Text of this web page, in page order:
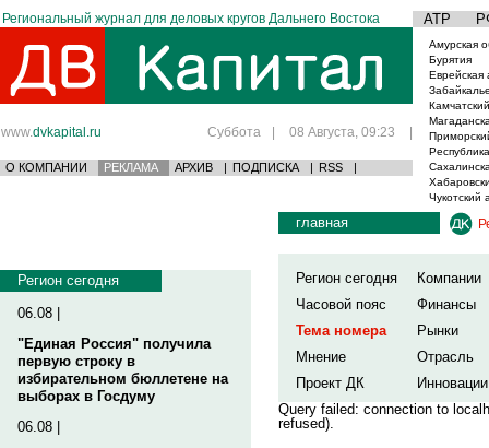
Региональный журнал для деловых кругов Дальнего Востока АТР
www.dvkapital.ru Суббота | 08 Августа, 09:23 |
О КОМПАНИИ РЕКЛАМА АРХИВ | ПОДПИСКА | RSS |
Амурская
Бурятия
Еврейская
Чукотский
Регион сегодня
06.08 |
"Единая Россия" получила
первую строку в
избирательном бюллетене на
выборах в Госдуму
06.08 |
главная
Регион сегодня
Компании
Часовой пояс
Финансы
Тема номера
Рынки
Мнение
Отрасль
Проект ДК
Инновации
Query failed: connection to
refused).